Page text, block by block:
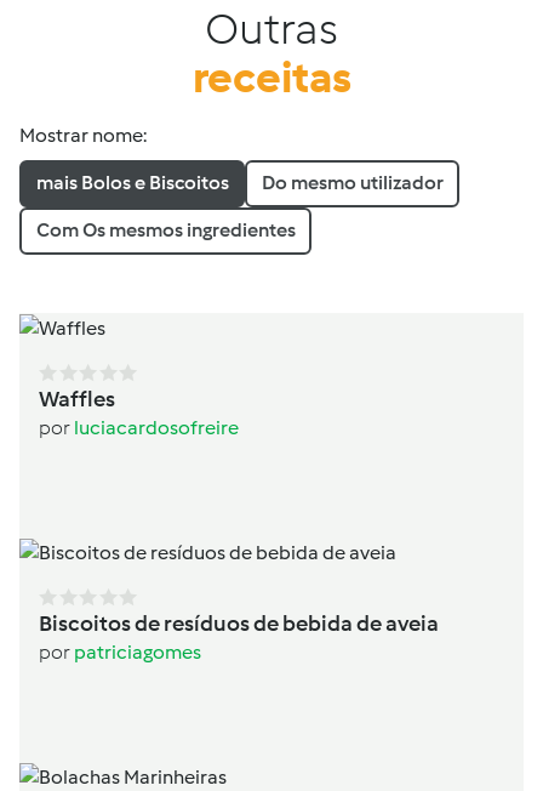
Outras
receitas
Mostrar nome:
mais Bolos e Biscoitos Do mesmo utilizador
Com Os mesmos ingredientes
Waffles
por luciacardosofreire
Biscoitos de resíduos de bebida de aveia
por patriciagomes